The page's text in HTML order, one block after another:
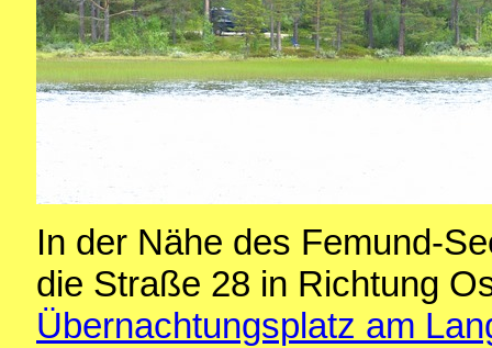
In der Nähe des Femund-
die Straße 28 in Richtung
Übernachtungsplatz am